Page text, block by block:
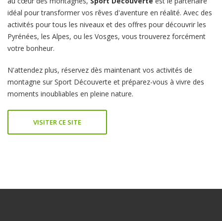
idéal pour transformer vos rêves d'aventure en réalité. Avec des
activités pour tous les niveaux et des offres pour découvrir les
Pyrénées, les Alpes, ou les Vosges, vous trouverez forcément
votre bonheur.
N'attendez plus, réservez dès maintenant vos activités de
montagne sur Sport Découverte et préparez-vous à vivre des
moments inoubliables en pleine nature.
VISITER CE SITE